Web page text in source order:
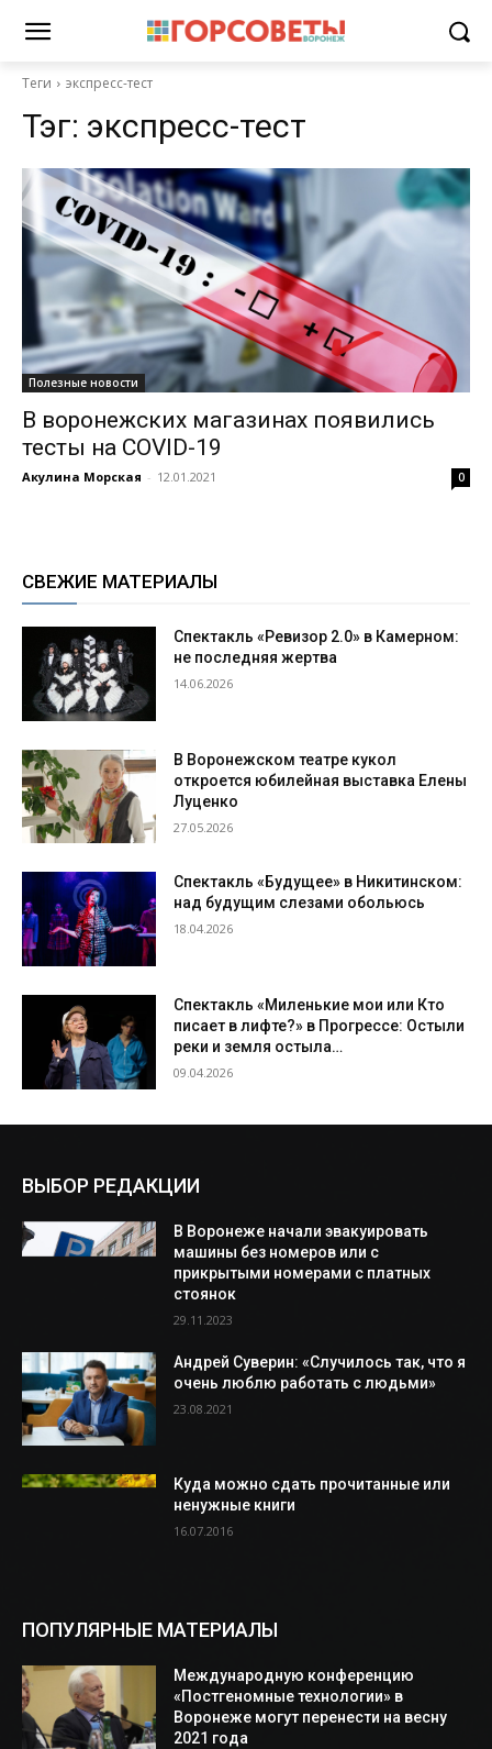
Теги экспресс-тест
Тэг: экспресс-тест
Полезные новости
В воронежских магазинах появились
тесты на COVID-19
Акулина Морская - 12.01.2021 0
СВЕЖИЕ МАТЕРИАЛЫ
Спектакль «Ревизор 2.0» в Камерном:
не последняя жертва
14.06.2026
В Воронежском театре кукол
откроется юбилейная выставка Елены
Луценко
27.05.2026
Спектакль «Будущее» в Никитинском:
над будущим слезами обольюсь
18.04.2026
Спектакль «Миленькие мои или Кто
писает в лифте?» в Прогрессе: Остыли
реки и земля остыла…
09.04.2026
ВЫБОР РЕДАКЦИИ
В Воронеже начали эвакуировать
машины без номеров или с
прикрытыми номерами с платных
стоянок
29.11.2023
Андрей Суверин: «Случилось так, что я
очень люблю работать с людьми»
23.08.2021
Куда можно сдать прочитанные или
ненужные книги
16.07.2016
ПОПУЛЯРНЫЕ МАТЕРИАЛЫ
Международную конференцию
«Постгеномные технологии» в
Воронеже могут перенести на весну
2021 года